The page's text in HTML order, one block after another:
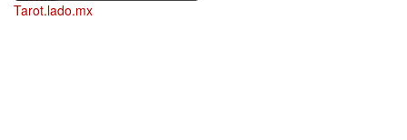
Tarot.lado.mx